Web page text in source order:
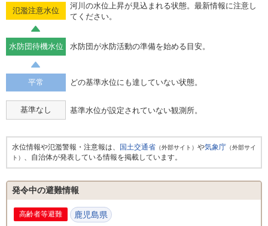
氾濫注意水位
河川の水位上昇が見込まれる状態。最新情報に注意し
てください。
水防団待機水位 水防団が水防活動の準備を始める目安。
平常 どの基準水位にも達していない状態。
基準なし 基準水位が設定されていない観測所。
水位情報や氾濫警報・注意報は、 国土交通省 （外部サイト） や気象庁 （外部サイ
ト） 、自治体が発表している情報を掲載しています。
発令中の避難情報
高齢者等避難 鹿児島県